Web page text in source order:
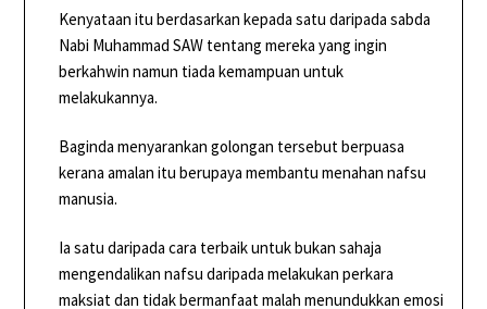
Kenyataan itu berdasarkan kepada satu daripada sabda
Nabi Muhammad SAW tentang mereka yang ingin
berkahwin namun tiada kemampuan untuk
melakukannya.
Baginda menyarankan golongan tersebut berpuasa
kerana amalan itu berupaya membantu menahan nafsu
manusia.
Ia satu daripada cara terbaik untuk bukan sahaja
mengendalikan nafsu daripada melakukan perkara
maksiat dan tidak bermanfaat malah menundukkan emosi